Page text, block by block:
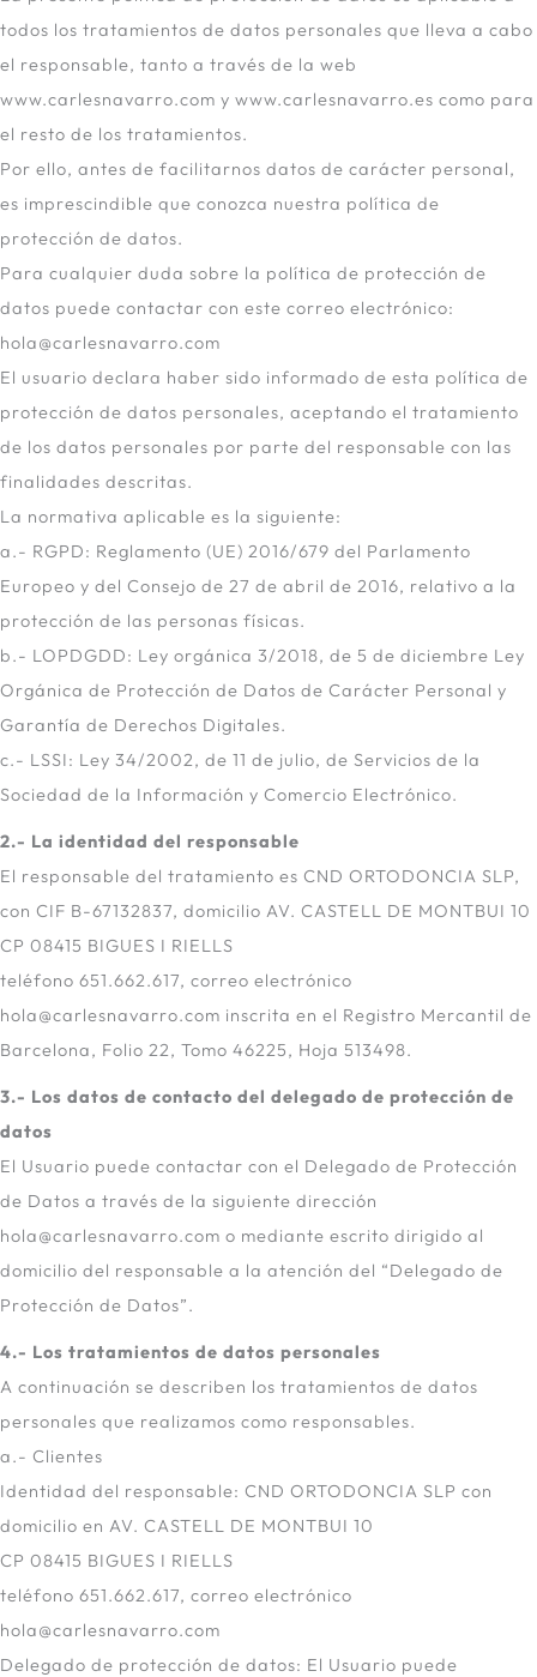
todos los tratamientos de datos personales que lleva a cabo
el responsable, tanto a través de la web
www.carlesnavarro.com y www.carlesnavarro.es como para
el resto de los tratamientos.
Por ello, antes de facilitarnos datos de carácter personal,
es imprescindible que conozca nuestra política de
protección de datos.
Para cualquier duda sobre la política de protección de
datos puede contactar con este correo electrónico:
hola@carlesnavarro.com
El usuario declara haber sido informado de esta política de
protección de datos personales, aceptando el tratamiento
de los datos personales por parte del responsable con las
finalidades descritas.
La normativa aplicable es la siguiente:
a.- RGPD: Reglamento (UE) 2016/679 del Parlamento
Europeo y del Consejo de 27 de abril de 2016, relativo a la
protección de las personas físicas.
b.- LOPDGDD: Ley orgánica 3/2018, de 5 de diciembre Ley
Orgánica de Protección de Datos de Carácter Personal y
Garantía de Derechos Digitales.
c.- LSSI: Ley 34/2002, de 11 de julio, de Servicios de la
Sociedad de la Información y Comercio Electrónico.
2.- La identidad del responsable
El responsable del tratamiento es CND ORTODONCIA SLP,
con CIF B-67132837, domicilio AV. CASTELL DE MONTBUI 10
CP 08415 BIGUES I RIELLS
teléfono 651.662.617, correo electrónico
hola@carlesnavarro.com inscrita en el Registro Mercantil de
Barcelona, Folio 22, Tomo 46225, Hoja 513498.
3.- Los datos de contacto del delegado de protección de
datos
El Usuario puede contactar con el Delegado de Protección
de Datos a través de la siguiente dirección
hola@carlesnavarro.com o mediante escrito dirigido al
domicilio del responsable a la atención del “Delegado de
Protección de Datos”.
4.- Los tratamientos de datos personales
A continuación se describen los tratamientos de datos
personales que realizamos como responsables.
a.- Clientes
Identidad del responsable: CND ORTODONCIA SLP con
domicilio en AV. CASTELL DE MONTBUI 10
CP 08415 BIGUES I RIELLS
teléfono 651.662.617, correo electrónico
hola@carlesnavarro.com
Delegado de protección de datos: El Usuario puede